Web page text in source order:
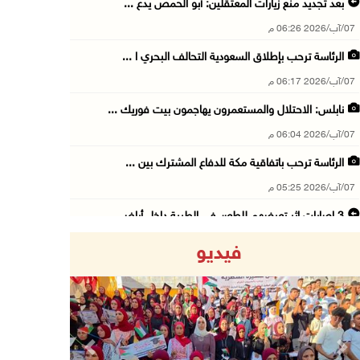
بعد تجديد منع زيارات المعتقلين: أبو الحمص يدع ...
07/آب/2026 06:26 م
الرئاسة ترحب بإطلاق السعودية التحالف البحري ا ...
07/آب/2026 06:17 م
نابلس: الاحتلال والمستعمرون يهاجمون بيت فوريك ...
07/آب/2026 06:04 م
الرئاسة ترحب باتفاقية مكة للدفاع المشترك بين ...
07/آب/2026 05:25 م
3 إصابات إثر تعرضهم للطعن في الطيبة داخل أراض ...
07/آب/2026 03:31 م
السعودية وتركيا وباكستان توقع اتفاقية مكة للد ...
07/آب/2026 02:38 م
فيديو
Previous Next